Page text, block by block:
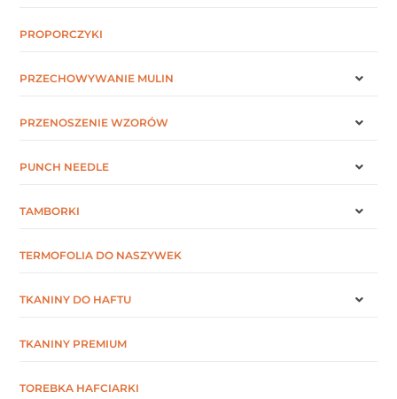
PROPORCZYKI
PRZECHOWYWANIE MULIN
PRZENOSZENIE WZORÓW
PUNCH NEEDLE
TAMBORKI
TERMOFOLIA DO NASZYWEK
TKANINY DO HAFTU
TKANINY PREMIUM
TOREBKA HAFCIARKI